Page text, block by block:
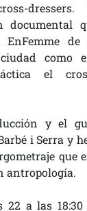
dressers.
documental
de
como
el
y el
i Serra y
que
antropología.
22 a las